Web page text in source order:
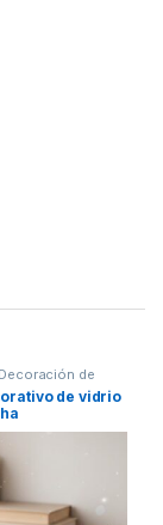
Decoración de
de vidrio